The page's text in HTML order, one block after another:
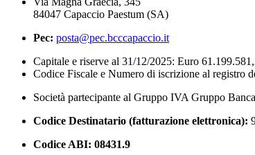
84047 Capaccio Paestum (SA)
Pec: posta@pec.bcccapaccio.it
Capitale e riserve al 31/12/2025: Euro
Codice Fiscale e Numero di iscrizione al registro
Società partecipante al Gruppo IVA Gruppo
Codice Destinatario (fatturazione elettronica):
Codice ABI: 08431.9